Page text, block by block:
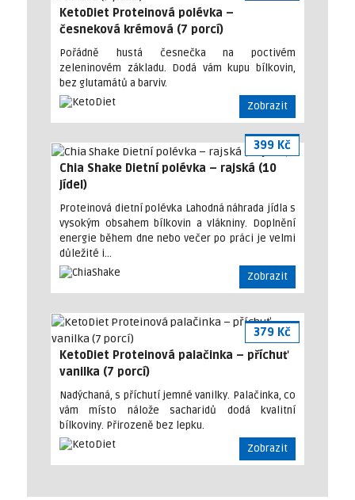
KetoDiet Proteinová polévka –
česneková krémová (7 porcí)
Pořádně hustá česnečka na poctivém
zeleninovém základu. Dodá vám kupu bílkovin,
bez glutamátů a barviv.
Zobrazit
399 Kč
Chia Shake Dietní polévka – rajská (10
jídel)
Proteinová dietní polévka Lahodná náhrada jídla s
vysokým obsahem bílkovin a vlákniny. Doplnění
energie během dne nebo večer po práci je velmi
důležité i…
Zobrazit
379 Kč
KetoDiet Proteinová palačinka – příchuť
vanilka (7 porcí)
Nadýchaná, s příchutí jemné vanilky. Palačinka, co
vám místo nálože sacharidů dodá kvalitní
bílkoviny. Přirozeně bez lepku.
Zobrazit